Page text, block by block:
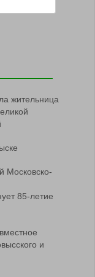
жительница
Московско-
85-летие
и